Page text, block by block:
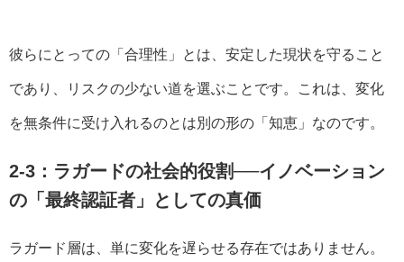
彼らにとっての「合理性」とは、安定した現状を守ること
であり、リスクの少ない道を選ぶことです。これは、変化
を無条件に受け入れるのとは別の形の「知恵」なのです。
2-3：ラガードの社会的役割──イノベーション
の「最終認証者」としての真価
ラガード層は、単に変化を遅らせる存在ではありません。